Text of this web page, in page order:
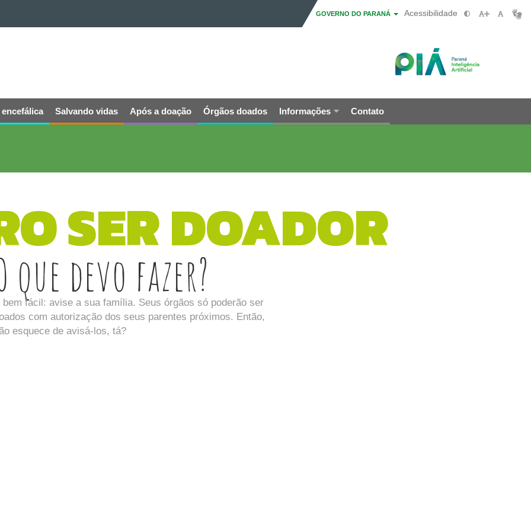
GOVERNO DO PARANÁ Acessibilidade
Salvando vidas Após a doação Órgãos doados Informações Contato
SER DOADOR
que devo fazer?
bem fácil: avise a sua família. Seus órgãos só poderão ser
com autorização dos seus parentes próximos. Então,
esquece de avisá-los, tá?